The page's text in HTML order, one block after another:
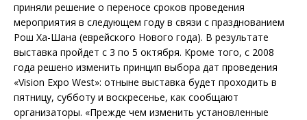
приняли решение о переносе сроков проведения
мероприятия в следующем году в связи с празднованием
Рош Ха-Шана (еврейского Нового года). В результате
выставка пройдет с 3 по 5 октября. Кроме того, с 2008
года решено изменить принцип выбора дат проведения
«Vision Expo West»: отныне выставка будет проходить в
пятницу, субботу и воскресенье, как сообщают
организаторы. «Прежде чем изменить установленные